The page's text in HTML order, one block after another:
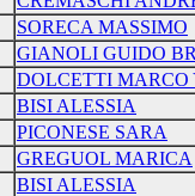
SORECA MASSIMO
GIANOLI GUIDO
DOLCETTI MARCO
BISI ALESSIA
PICONESE SARA
GREGUOL MARICA
BISI ALESSIA